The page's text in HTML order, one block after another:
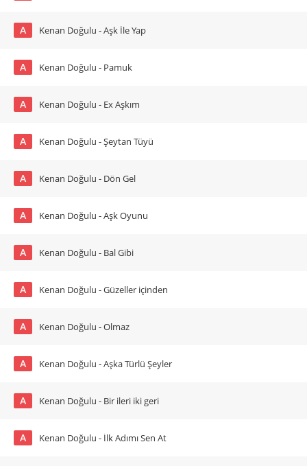
A Kenan Doğulu - Aşk İle Yap
A Kenan Doğulu - Pamuk
A Kenan Doğulu - Ex Aşkım
A Kenan Doğulu - Şeytan Tüyü
A Kenan Doğulu - Dön Gel
A Kenan Doğulu - Aşk Oyunu
A Kenan Doğulu - Bal Gibi
A Kenan Doğulu - Güzeller içinden
A Kenan Doğulu - Olmaz
A Kenan Doğulu - Aşka Türlü Şeyler
A Kenan Doğulu - Bir ileri iki geri
A Kenan Doğulu - İlk Adımı Sen At